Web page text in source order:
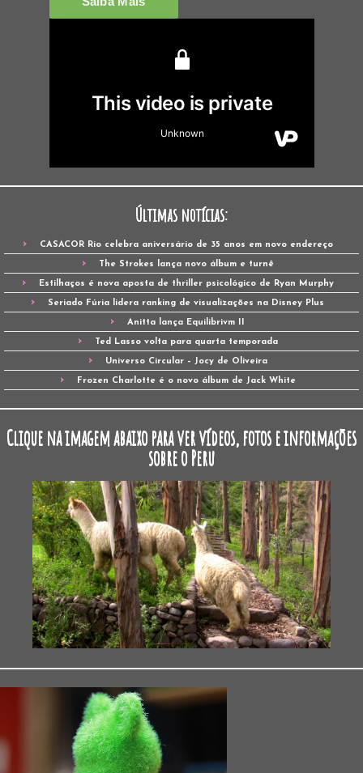
Últimas notícias:
CASACOR Rio celebra aniversário de 35 anos em novo endereço
The Strokes lança novo álbum e turnê
Estilhaços é nova aposta de thriller psicológico de Ryan Murphy
Seriado Fúria lidera ranking de visualizações na Disney Plus
Anitta lança Equilibrivm II
Ted Lasso volta para quarta temporada
Universo Circular – Jocy de Oliveira
Frozen Charlotte é o novo álbum de Jack White
Clique na imagem abaixo para ver vídeos, fotos e informações
sobre o Peru